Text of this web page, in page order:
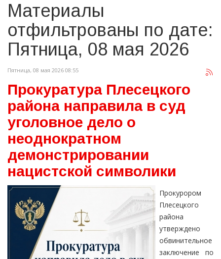
Материалы
отфильтрованы по дате:
Пятница, 08 мая 2026
Пятница, 08 мая 2026 08:55
Прокуратура Плесецкого
района направила в суд
уголовное дело о
неоднократном
демонстрировании
нацистской символики
Прокурором
Плесецкого
района
утверждено
обвинительное
заключение по